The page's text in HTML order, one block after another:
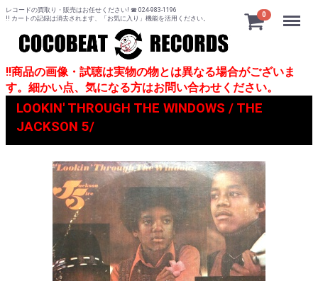
レコードの買取り・販売はお任せください! ☎ 024-983-1196
!! カートの記録は消去されます、「お気に入り」機能を活用ください。
0 Menu
!!商品の画像・試聴は実物の物とは異なる場合がございま
す。細かい点、気になる方はお問い合わせください。
LOOKIN' THROUGH THE WINDOWS / THE
JACKSON 5/